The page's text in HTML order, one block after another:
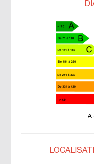
A